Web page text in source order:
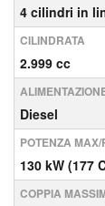
4 cilindri in
CILINDRATA
2.999 cc
Diesel
POTENZA MAX/
130 kW (177
COPPIA